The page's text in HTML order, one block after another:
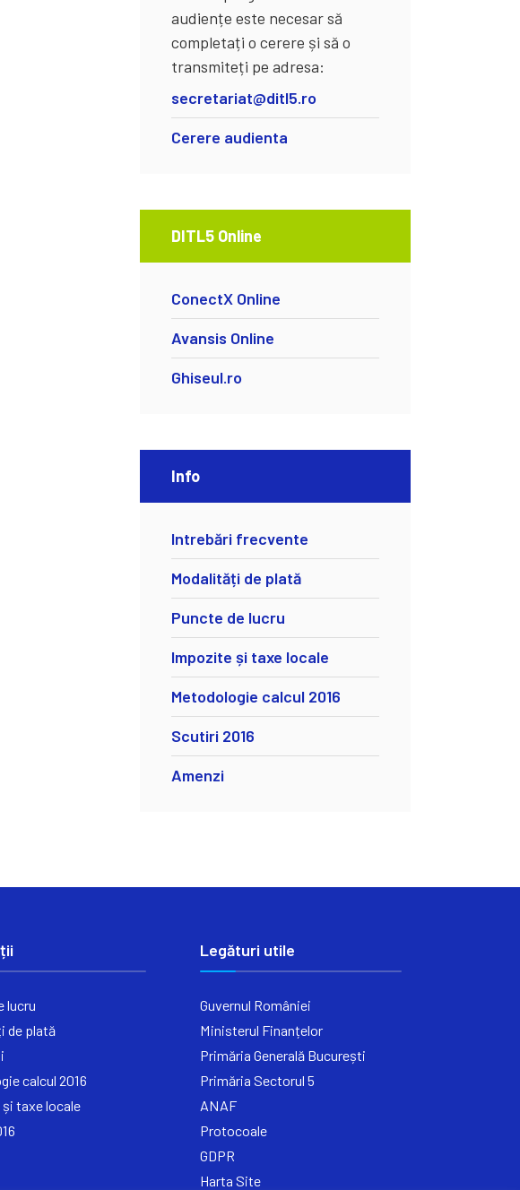
audiențe este necesar să
completați o cerere și să o
transmiteți pe adresa:
secretariat@ditl5.ro
Cerere audienta
DITL5 Online
ConectX Online
Avansis Online
Ghiseul.ro
Info
Intrebări frecvente
Modalități de plată
Puncte de lucru
Impozite și taxe locale
Metodologie calcul 2016
Scutiri 2016
Amenzi
lucru
de plată
calcul 2016
taxe locale
Legături utile
Guvernul României
Ministerul Finanțelor
Primăria Generală București
Primăria Sectorul 5
ANAF
Protocoale
GDPR
Harta Site